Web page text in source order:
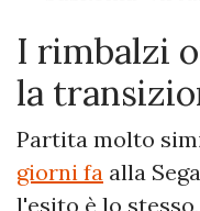
I rimbalzi
la
Partita molto
giorni fa alla
l'esito è lo